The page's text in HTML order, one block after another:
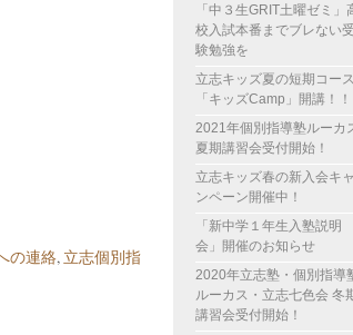
の連絡, 立志個別指
「中３生GRIT土曜ゼミ」
校入試本番までブレない受
験勉強を
立志キッズ夏の短期コース
「キッズCamp」開講！！
2021年個別指導塾ルーカ
夏期講習会受付開始！
立志キッズ春の新入会キャ
ンペーン開催中！
「新中学１年生入塾説明
会」開催のお知らせ
2020年立志塾・個別指導
ルーカス・立志七色会 冬
講習会受付開始！